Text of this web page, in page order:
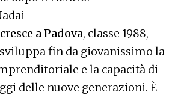
a Padova, classe 1988,
fin da giovanissimo la
e la capacità di
delle nuove generazioni. È